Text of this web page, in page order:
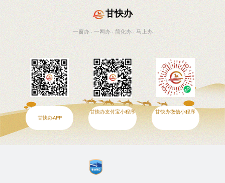
甘快办
一窗办 · 一网办 · 简化办 · 马上办
甘快办APP
甘快办支付宝小程序 甘快办微信小程序